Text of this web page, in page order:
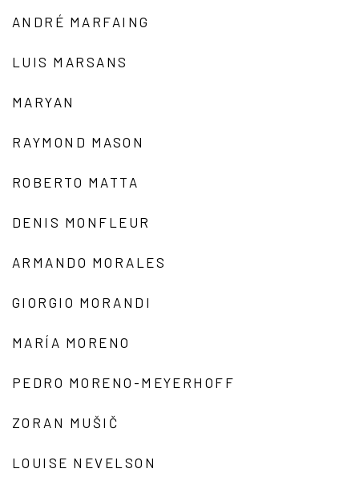
ANDRÉ MARFAING
LUIS MARSANS
MARYAN
RAYMOND MASON
ROBERTO MATTA
DENIS MONFLEUR
ARMANDO MORALES
GIORGIO MORANDI
MARÍA MORENO
PEDRO MORENO-MEYERHOFF
ZORAN MUŠIČ
LOUISE NEVELSON